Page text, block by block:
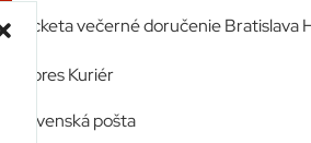
Packeta večerné doručenie Bratislava
Expres Kuriér
Slovenská pošta